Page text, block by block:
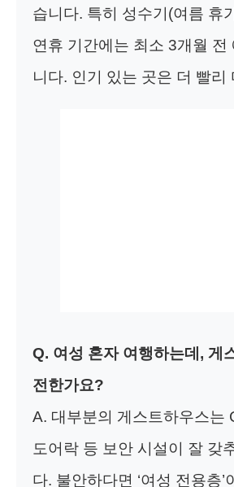
습니다. 특히 성수기(여름 휴
연휴 기간에는 최소 3개월 전
니다. 인기 있는 곳은 더 빨리
Q. 여성 혼자 여행하는데, 게
전한가요?
A. 대부분의 게스트하우스는
도어락 등 보안 시설이 잘 갖
다. 불안하다면 ‘여성 전용층’